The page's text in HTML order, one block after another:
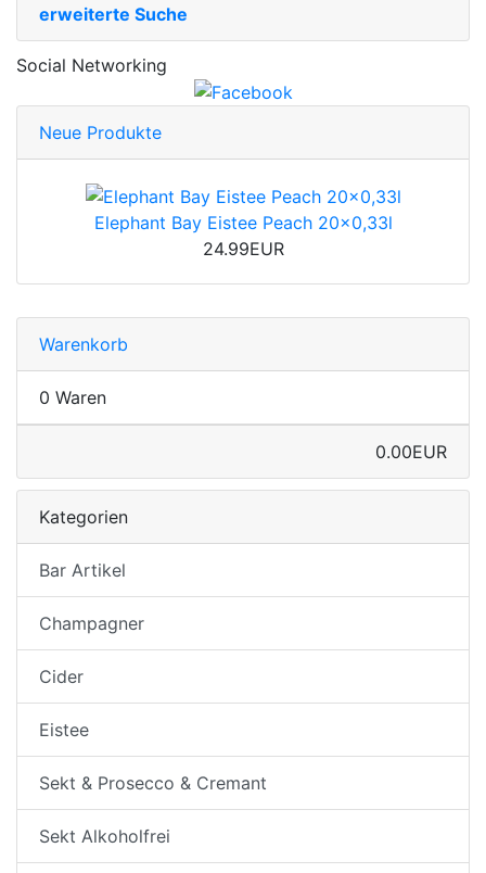
erweiterte Suche
Social Networking
Neue Produkte
Elephant Bay Eistee Peach 20x0,33l
24.99EUR
Warenkorb
0 Waren
0.00EUR
Kategorien
Bar Artikel
Champagner
Cider
Eistee
Sekt & Prosecco & Cremant
Sekt Alkoholfrei